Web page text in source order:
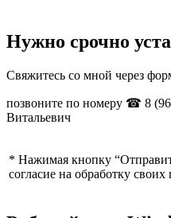
Нужно срочно
Свяжитесь со мной через
позвоните по номеру ☎ 8
Витальевич
* Нажимая кнопку
согласие на обработку